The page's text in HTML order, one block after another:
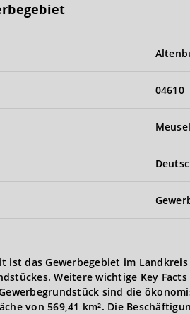
04610
ist das Gewerbegebiet im
Weitere wichtige Key
sind die
von 569,41 km². Die